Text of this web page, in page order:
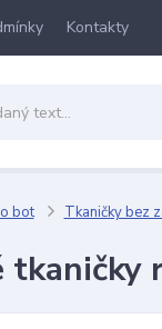
Kontakty
bot Tkaničky bez
tkaničky